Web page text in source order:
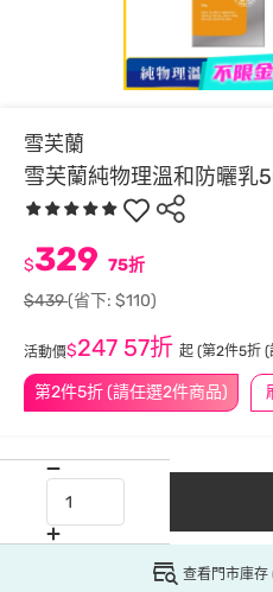
雪芙蘭
雪芙蘭純物理溫和防曬乳
第2件5折 (請任選2件商品)
$329 75折
$439(省下: $110)
活動價$247 57折 起 (第2件5折
查看門市庫存